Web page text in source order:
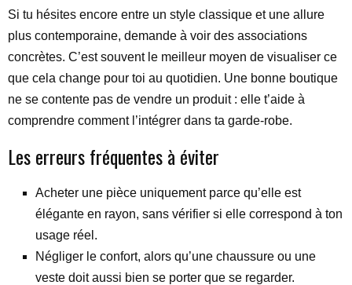
Si tu hésites encore entre un style classique et une allure
plus contemporaine, demande à voir des associations
concrètes. C’est souvent le meilleur moyen de visualiser ce
que cela change pour toi au quotidien. Une bonne boutique
ne se contente pas de vendre un produit : elle t’aide à
comprendre comment l’intégrer dans ta garde-robe.
Les erreurs fréquentes à éviter
Acheter une pièce uniquement parce qu’elle est
élégante en rayon, sans vérifier si elle correspond à ton
usage réel.
Négliger le confort, alors qu’une chaussure ou une
veste doit aussi bien se porter que se regarder.